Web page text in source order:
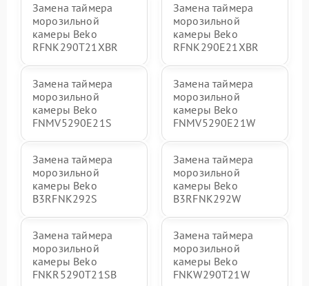
Замена таймера
морозильной
камеры Beko
RFNK290T21XBR
Замена таймера
морозильной
камеры Beko
RFNK290E21XBR
Замена таймера
морозильной
камеры Beko
FNMV5290E21S
Замена таймера
морозильной
камеры Beko
FNMV5290E21W
Замена таймера
морозильной
камеры Beko
B3RFNK292S
Замена таймера
морозильной
камеры Beko
B3RFNK292W
Замена таймера
морозильной
камеры Beko
FNKR5290T21SB
Замена таймера
морозильной
камеры Beko
FNKW290T21W